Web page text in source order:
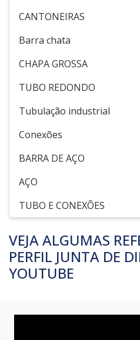
CANTONEIRAS
Barra chata
CHAPA GROSSA
TUBO REDONDO
Tubulação industrial
Conexões
BARRA DE AÇO
AÇO
TUBO E CONEXÕES
VEJA ALGUMAS
PERFIL JUNTA DE
YOUTUBE